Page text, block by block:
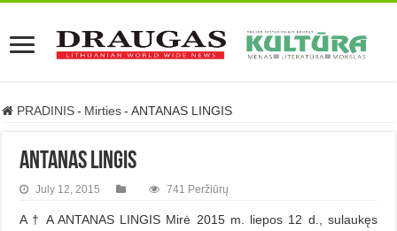
PRADINIS - Mirties - ANTANAS LINGIS
ANTANAS LINGIS
July 12, 2015 741 Peržiūrų
A † A ANTANAS LINGIS Mirė 2015 m. liepos 12 d., sulaukęs